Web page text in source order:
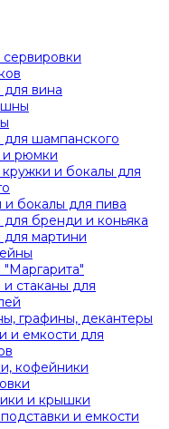
вина
для шампанского
и рюмки
и бокалы для
и бокалы для пива
бренди и коньяка
для мартини
стаканы для
графины, декантеры
и емкости для
кофейники
и крышки
и емкости